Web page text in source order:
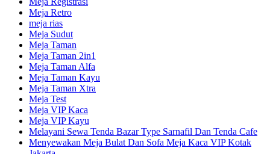
Meja Retro
meja rias
Meja Sudut
Meja Taman
Meja Taman 2in1
Meja Taman Alfa
Meja Taman Kayu
Meja Taman Xtra
Meja Test
Meja VIP Kaca
Meja VIP Kayu
Melayani Sewa Tenda Bazar Type Sarnafil Dan Tenda Cafe
Menyewakan Meja Bulat Dan Sofa Meja Kaca VIP Kotak